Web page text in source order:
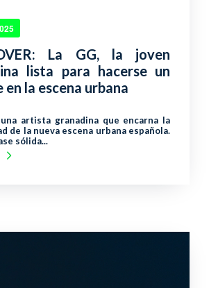
La GG, la joven
lista para hacerse un
en la escena urbana
artista granadina que encarna la
de la nueva escena urbana española.
sólida...